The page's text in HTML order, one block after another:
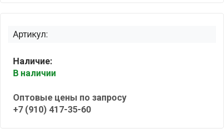
Артикул:
Наличие:
В наличии
Оптовые цены по запросу
+7 (910) 417-35-60